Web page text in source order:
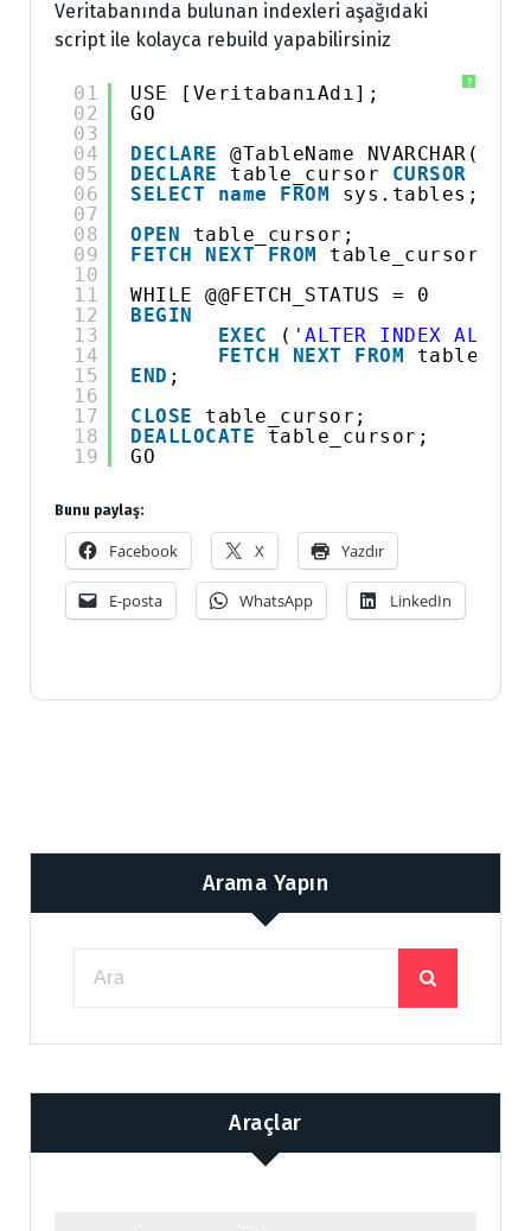
Veritabanında bulunan indexleri aşağıdaki
script ile kolayca rebuild yapabilirsiniz
?
01
02
03
04
05
06
07
08
09
10
11
12
13
14
15
16
17
18
19
USE [VeritabanıAdı];
GO
DECLARE
@TableName
DECLARE
table_cursor CURSOR
SELECT
name FROM
sys.tables;
OPEN
table_cursor;
FETCH
NEXT FROM table_cursor
WHILE @@FETCH_STATUS = 0
BEGIN
EXEC
( 'ALTER INDEX ALL
FETCH
NEXT FROM
END ;
CLOSE
table_cursor;
DEALLOCATE
table_cursor;
GO
Bunu paylaş:
Facebook X Yazdır
E-posta WhatsApp LinkedIn
Arama Yapın
Araçlar